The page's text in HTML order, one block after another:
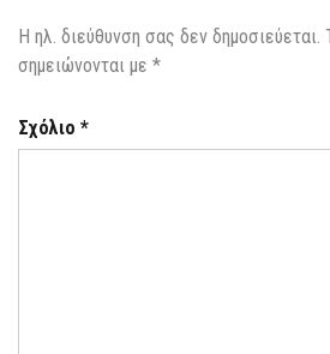
Η ηλ. διεύθυνση σας δεν δημοσιεύεται.
σημειώνονται με *
Σχόλιο *